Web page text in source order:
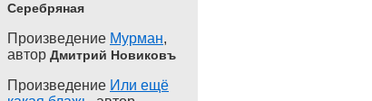
Серебряная
Произведение Мурман,
автор Дмитрий Новиковъ
Произведение Или ещё